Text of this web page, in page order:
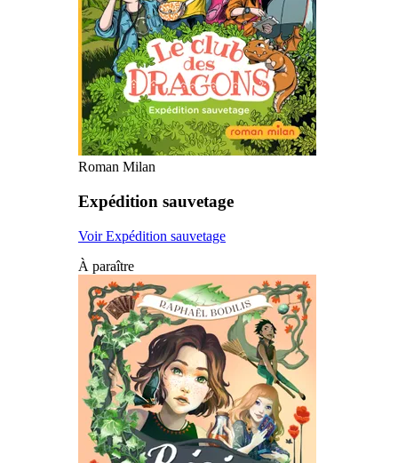
Roman Milan
Expédition sauvetage
Voir Expédition sauvetage
À paraître